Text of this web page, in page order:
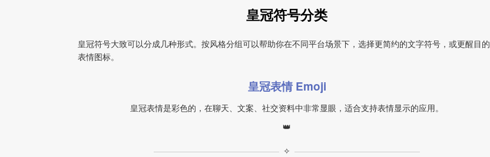
皇冠符号分类
皇冠符号大致可以分成几种形式。按风格分组可以帮助你在不同平台场景下，选择更简约的文字符号，或更醒目的
表情图标。
皇冠表情 Emoji
皇冠表情是彩色的，在聊天、文案、社交资料中非常显眼，适合支持表情显示的应用。
👑
✧